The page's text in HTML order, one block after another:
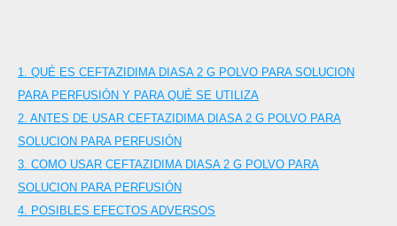
1. QUÉ ES CEFTAZIDIMA DIASA 2 G POLVO PARA SOLUCION
PARA PERFUSIÓN Y PARA QUÉ SE UTILIZA
2. ANTES DE USAR CEFTAZIDIMA DIASA 2 G POLVO PARA
SOLUCION PARA PERFUSIÓN
3. COMO USAR CEFTAZIDIMA DIASA 2 G POLVO PARA
SOLUCION PARA PERFUSIÓN
4. POSIBLES EFECTOS ADVERSOS